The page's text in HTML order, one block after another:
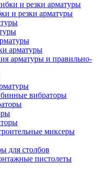
и резки арматуры
арматуры
арматуры и правильно-
вибраторы
миксеры
для столбов
пистолеты